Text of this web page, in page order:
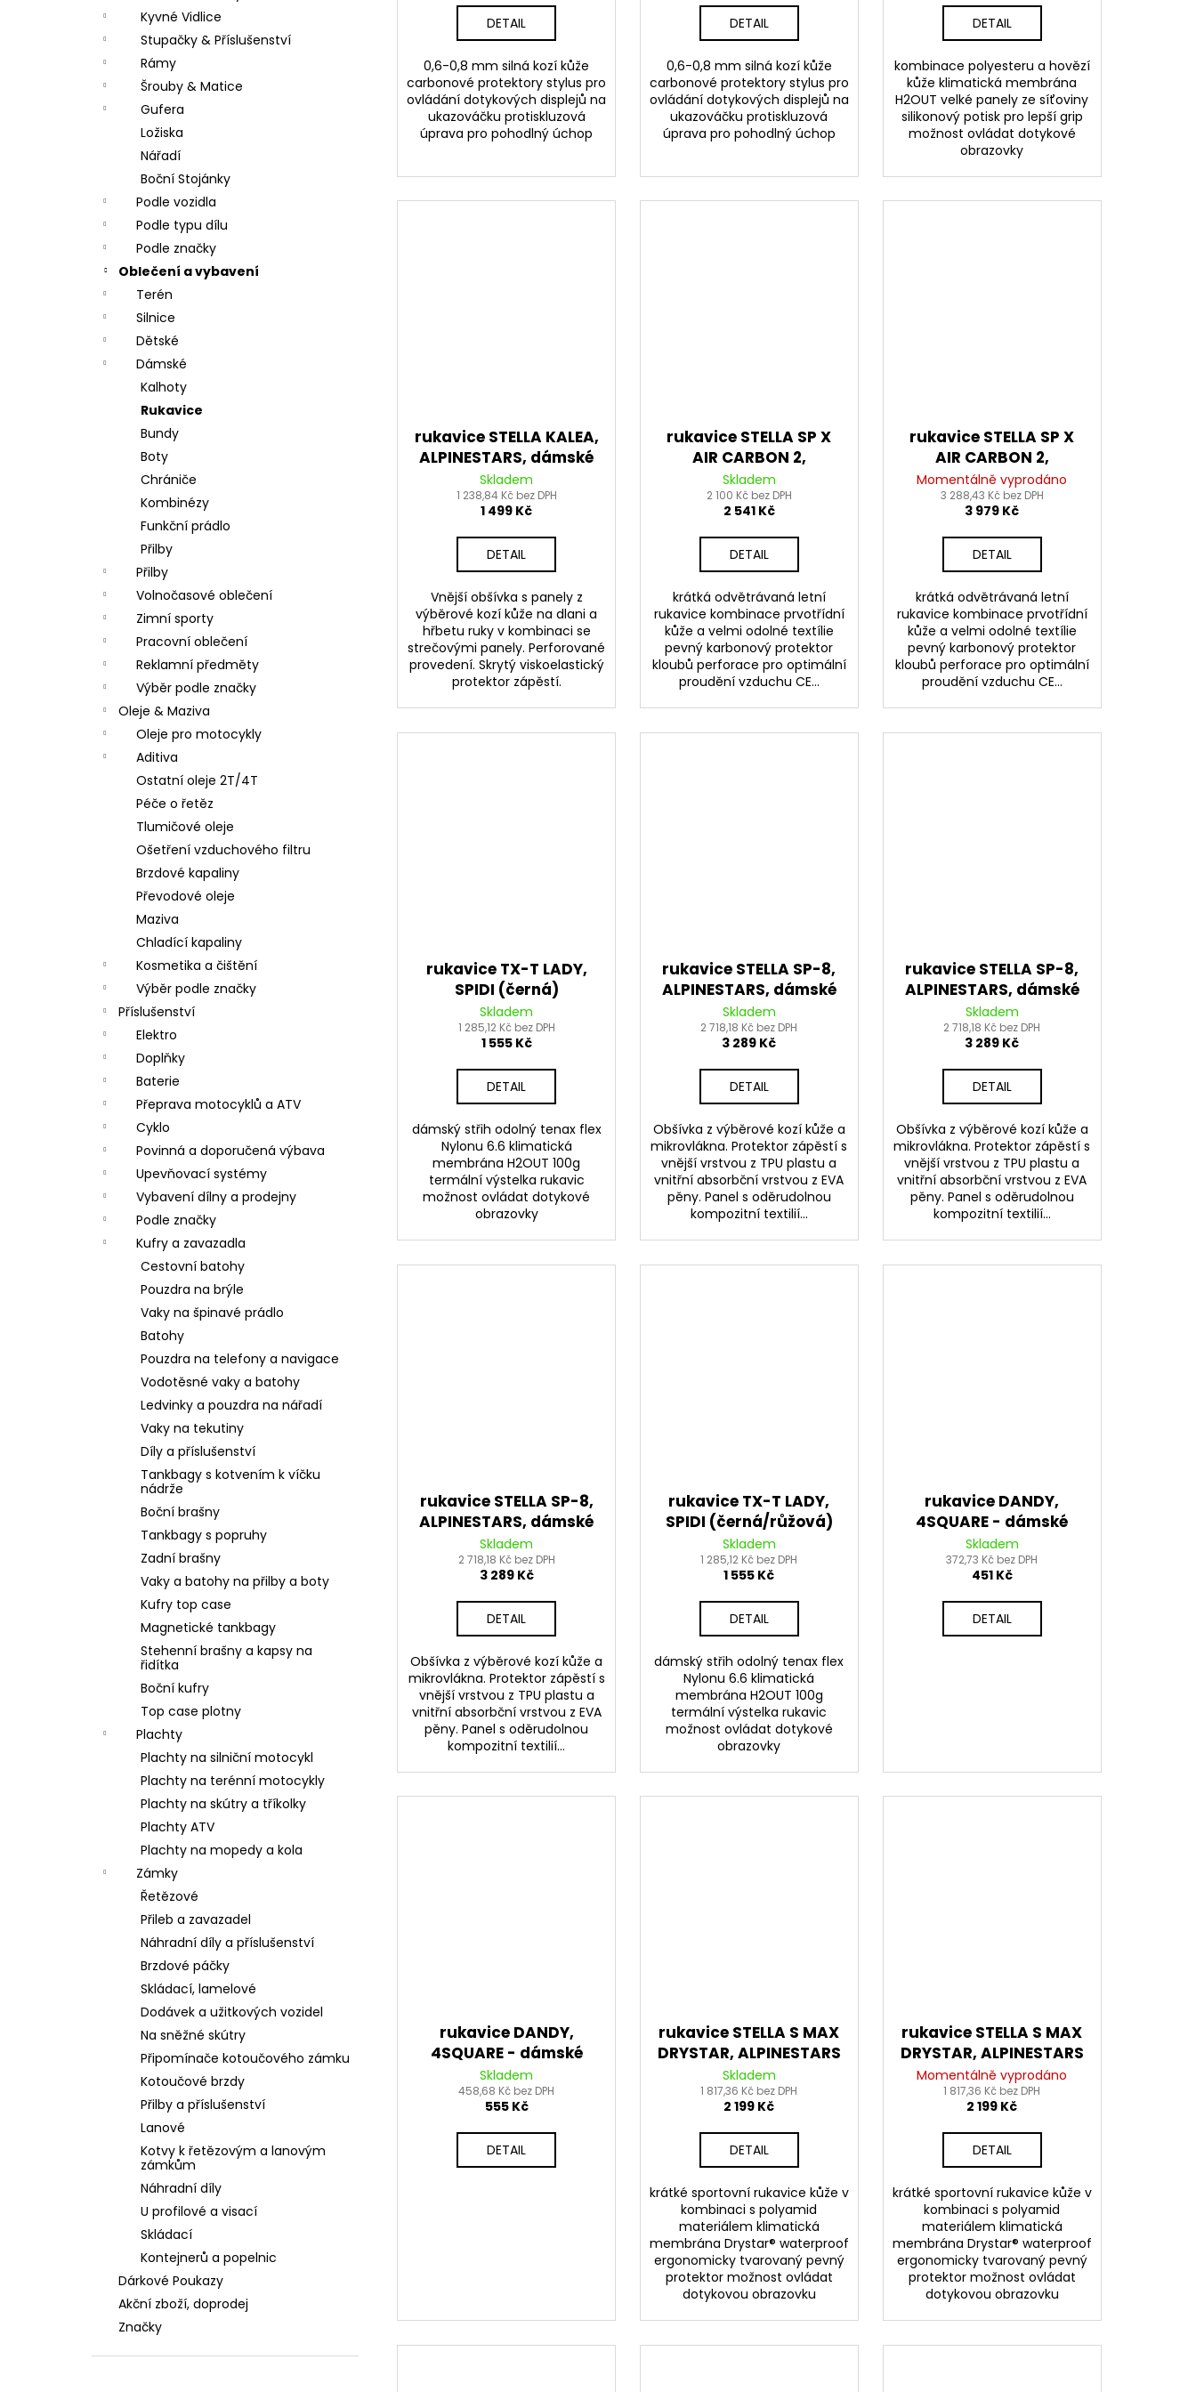
Kyvné Vidlice
Stupačky & Příslušenství
Rámy
Šrouby & Matice
Gufera
Ložiska
Nářadí
Boční Stojánky
Podle vozidla
Podle typu dílu
Podle značky
Oblečení a vybavení
Terén
Silnice
Dětské
Dámské
Kalhoty
Rukavice
Bundy
Boty
Chrániče
Kombinézy
Funkční prádlo
Přilby
Přilby
Volnočasové oblečení
Zimní sporty
Pracovní oblečení
Reklamní předměty
Výběr podle značky
Oleje & Maziva
Oleje pro motocykly
Aditiva
Ostatní oleje 2T/4T
Péče o řetěz
Tlumičové oleje
Ošetření vzduchového filtru
Brzdové kapaliny
Převodové oleje
Maziva
Chladící kapaliny
Kosmetika a čištění
Výběr podle značky
Příslušenství
Elektro
Doplňky
Baterie
Přeprava motocyklů a ATV
Cyklo
Povinná a doporučená výbava
Upevňovací systémy
Vybavení dílny a prodejny
Podle značky
Kufry a zavazadla
Cestovní batohy
Pouzdra na brýle
Vaky na špinavé prádlo
Batohy
Pouzdra na telefony a navigace
Vodotěsné vaky a batohy
Ledvinky a pouzdra na nářadí
Vaky na tekutiny
Díly a příslušenství
Tankbagy s kotvením k víčku
nádrže
Boční brašny
Tankbagy s popruhy
Zadní brašny
Vaky a batohy na přilby a boty
Kufry top case
Magnetické tankbagy
Stehenní brašny a kapsy na
řidítka
Boční kufry
Top case plotny
Plachty
Plachty na silniční motocykl
Plachty na terénní motocykly
Plachty na skútry a tříkolky
Plachty ATV
Plachty na mopedy a kola
Zámky
Řetězové
Přileb a zavazadel
Náhradní díly a příslušenství
Brzdové páčky
Skládací, lamelové
Dodávek a užitkových vozidel
Na sněžné skútry
Připomínače kotoučového zámku
Kotoučové brzdy
Přilby a příslušenství
Lanové
Kotvy k řetězovým a lanovým
zámkům
Náhradní díly
U profilové a visací
Skládací
Kontejnerů a popelnic
Dárkové Poukazy
Akční zboží, doprodej
Značky
DETAIL
0,6-0,8 mm silná kozí kůže
carbonové protektory stylus pro
ovládání dotykových displejů na
ukazováčku protiskluzová
úprava pro pohodlný úchop
DETAIL
0,6-0,8 mm silná kozí kůže
carbonové protektory stylus pro
ovládání dotykových displejů na
ukazováčku protiskluzová
úprava pro pohodlný úchop
DETAIL
kombinace polyesteru a hovězí
kůže klimatická membrána
H2OUT velké panely ze síťoviny
silikonový potisk pro lepší grip
možnost ovládat dotykové
obrazovky
rukavice STELLA KALEA,
ALPINESTARS, dámské
(černá/černá)
Skladem
1 238,84 Kč bez DPH
1 499 Kč
DETAIL
Vnější obšívka s panely z
výběrové kozí kůže na dlani a
hřbetu ruky v kombinaci se
strečovými panely. Perforované
provedení. Skrytý viskoelastický
protektor zápěstí.
rukavice STELLA SP X
AIR CARBON 2,
ALPINESTARS
(černá/fialová)
Skladem
2 100 Kč bez DPH
2 541 Kč
DETAIL
krátká odvětrávaná letní
rukavice kombinace prvotřídní
kůže a velmi odolné textílie
pevný karbonový protektor
kloubů perforace pro optimální
proudění vzduchu CE...
rukavice STELLA SP X
AIR CARBON 2,
ALPINESTARS (černá/
šedá) 2026
Momentálně vyprodáno
3 288,43 Kč bez DPH
3 979 Kč
DETAIL
krátká odvětrávaná letní
rukavice kombinace prvotřídní
kůže a velmi odolné textílie
pevný karbonový protektor
kloubů perforace pro optimální
proudění vzduchu CE...
rukavice TX-T LADY,
SPIDI (černá)
Skladem
1 285,12 Kč bez DPH
1 555 Kč
DETAIL
dámský střih odolný tenax flex
Nylonu 6.6 klimatická
membrána H2OUT 100g
termální výstelka rukavic
možnost ovládat dotykové
obrazovky
rukavice STELLA SP-8,
ALPINESTARS, dámské
(černá/bílá/růžová)
2026
Skladem
2 718,18 Kč bez DPH
3 289 Kč
DETAIL
Obšívka z výběrové kozí kůže a
mikrovlákna. Protektor zápěstí s
vnější vrstvou z TPU plastu a
vnitřní absorbční vrstvou z EVA
pěny. Panel s oděrudolnou
kompozitní textilií...
rukavice STELLA SP-8,
ALPINESTARS, dámské
(černá/bílá) 2026
Skladem
2 718,18 Kč bez DPH
3 289 Kč
DETAIL
Obšívka z výběrové kozí kůže a
mikrovlákna. Protektor zápěstí s
vnější vrstvou z TPU plastu a
vnitřní absorbční vrstvou z EVA
pěny. Panel s oděrudolnou
kompozitní textilií...
rukavice STELLA SP-8,
ALPINESTARS, dámské
(černá/černá) 2026
Skladem
2 718,18 Kč bez DPH
3 289 Kč
DETAIL
Obšívka z výběrové kozí kůže a
mikrovlákna. Protektor zápěstí s
vnější vrstvou z TPU plastu a
vnitřní absorbční vrstvou z EVA
pěny. Panel s oděrudolnou
kompozitní textilií...
rukavice TX-T LADY,
SPIDI (černá/růžová)
Skladem
1 285,12 Kč bez DPH
1 555 Kč
DETAIL
dámský střih odolný tenax flex
Nylonu 6.6 klimatická
membrána H2OUT 100g
termální výstelka rukavic
možnost ovládat dotykové
obrazovky
rukavice DANDY,
4SQUARE - dámské
(světle hnědé)
Skladem
372,73 Kč bez DPH
451 Kč
DETAIL
rukavice DANDY,
4SQUARE - dámské
(bordó)
Skladem
458,68 Kč bez DPH
555 Kč
DETAIL
rukavice STELLA S MAX
DRYSTAR, ALPINESTARS
(černá/antracit) 2026
Skladem
1 817,36 Kč bez DPH
2 199 Kč
DETAIL
krátké sportovní rukavice kůže v
kombinaci s polyamid
materiálem klimatická
membrána Drystar® waterproof
ergonomicky tvarovaný pevný
protektor možnost ovládat
dotykovou obrazovku
rukavice STELLA S MAX
DRYSTAR, ALPINESTARS
(černá/růžová) 2026
Momentálně vyprodáno
1 817,36 Kč bez DPH
2 199 Kč
DETAIL
krátké sportovní rukavice kůže v
kombinaci s polyamid
materiálem klimatická
membrána Drystar® waterproof
ergonomicky tvarovaný pevný
protektor možnost ovládat
dotykovou obrazovku